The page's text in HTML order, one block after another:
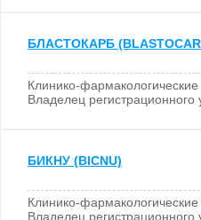
БЛАСТОКАРБ
Клинико-фармакологические
Владелец регистрационного
БИКНУ (BICNU)
Клинико-фармакологические
Владелец регистрационного